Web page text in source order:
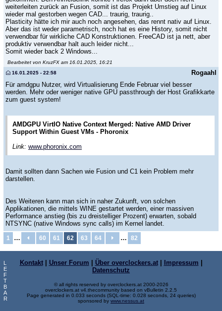
weiterleiten zurück an Fusion, somit ist das Projekt Umstieg auf Linux
wieder mal gestorben wegen CAD... traurig, traurig..
Plasticity hätte ich mir auch noch angesehen, das rennt nativ auf Linux.
Aber das ist weder parametrisch, noch hat es eine History, somit nicht
verwendbar für wirkliche CAD Konstruktionen. FreeCAD ist ja nett, aber
produktiv verwendbar halt auch leider nicht...
Somit wieder back 2 Windows...
Bearbeitet von KruzFX am 16.01.2025, 16:21
Rogaahl
16.01.2025 - 22:58
Für amdgpu Nutzer, wird Virtualisierung Ende Februar viel besser
werden. Mehr oder weniger native GPU passthrough der Host Grafikkarte
zum guest system!
AMDGPU VirtIO Native Context Merged: Native AMD Driver
Support Within Guest VMs - Phoronix
Link: www.phoronix.com
Damit sollten dann Sachen wie Fusion und C1 kein Problem mehr
darstellen.
Des Weiteren kann man sich in naher Zukunft, von solchen
Applikationen, die mittels WINE gestartet werden, einer massiven
Performance anstieg (bis zu dreistelliger Prozent) erwarten, sobald
NTSYNC (native Windows sync calls) im Kernel landet.
1 … 60 61 62 63 64 … 82
L
E
F
T
B
A
R
Kontakt| Unser Forum Über overclockers.at| Impressum
Datenschutz
© all rights reserved by overclockers.at 2000-2026
overclockers.at v4.thecommunity based on vBulletin 2.2.5
Page generated in 0.033 seconds (SQL-time: 0.028 seconds, 24 queries)
sponsored by www.nessus.at